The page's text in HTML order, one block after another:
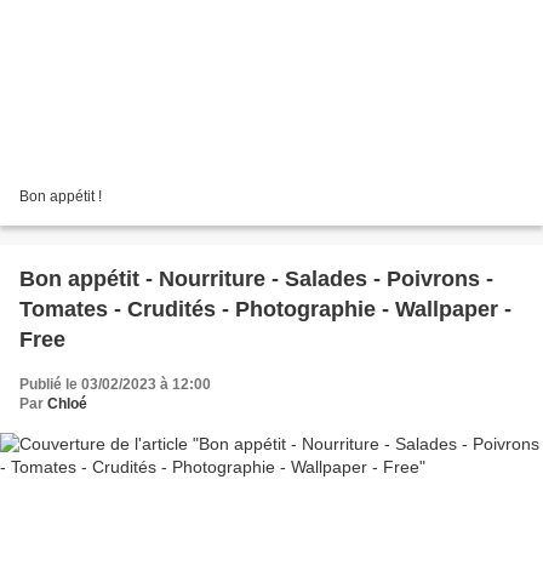
Bon appétit !
Bon appétit - Nourriture - Salades - Poivrons -
Tomates - Crudités - Photographie - Wallpaper -
Free
Publié le 03/02/2023 à 12:00
Par Chloé